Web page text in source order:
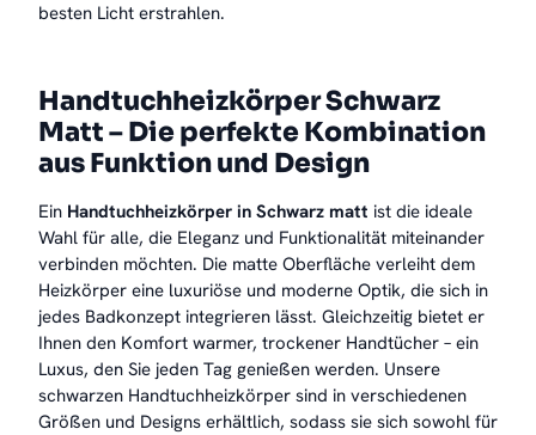
besten Licht erstrahlen.
Handtuchheizkörper Schwarz
Matt – Die perfekte Kombination
aus Funktion und Design
Ein Handtuchheizkörper in Schwarz matt ist die ideale
Wahl für alle, die Eleganz und Funktionalität miteinander
verbinden möchten. Die matte Oberfläche verleiht dem
Heizkörper eine luxuriöse und moderne Optik, die sich in
jedes Badkonzept integrieren lässt. Gleichzeitig bietet er
Ihnen den Komfort warmer, trockener Handtücher – ein
Luxus, den Sie jeden Tag genießen werden. Unsere
schwarzen Handtuchheizkörper sind in verschiedenen
Größen und Designs erhältlich, sodass sie sich sowohl für